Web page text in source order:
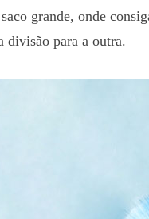
grande, onde
divisão para a outra.